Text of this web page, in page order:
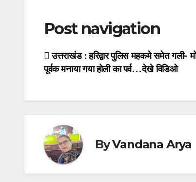
b
o
o
A
p
p
s
a
g
e
Li
n
k
Post navigation
उत्तराखंड : हरिद्वार पुलिस महकमे समेत गली-
पूर्वक मनाया गया होली का पर्व…देखे विडिओ
ByVandana Arya